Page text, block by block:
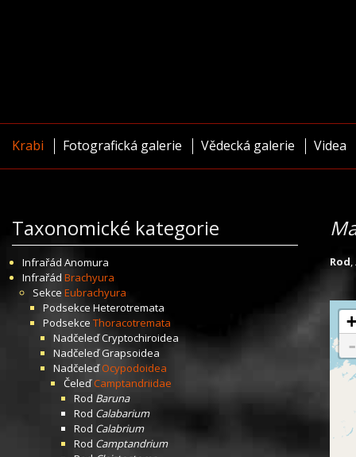
Krabi Fotografická galerie Vědecká galerie Videa
Taxonomické kategorie
Infrařád Anomura
Infrařád Brachyura
Sekce Eubrachyura
Podsekce Heterotremata
Podsekce Thoracotremata
NadčeleďCryptochiroidea
NadčeleďGrapsoidea
NadčeleďOcypodoidea
ČeleďCamptandriidae
Rod Baruna
Rod Calabarium
Rod Calabrium
Rod Camptandrium
Rod,
+